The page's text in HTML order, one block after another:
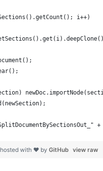
i++)
+
view raw
hosted with ❤ by GitHub